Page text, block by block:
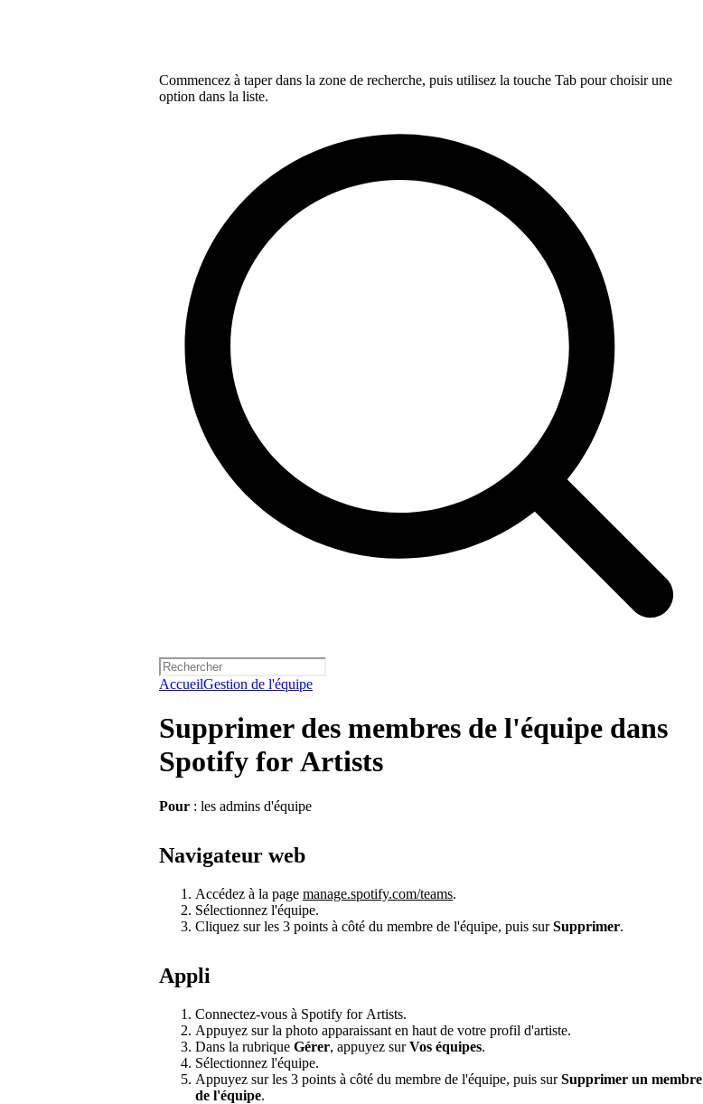
Commencez à taper dans la zone de recherche, puis utilisez la touche Tab pour choisir une
option dans la liste.
AccueilGestion de l'équipe
Supprimer des membres de l'équipe dans
Spotify for Artists
Pour : les admins d'équipe
Navigateur web
Accédez à la page manage.spotify.com/teams.
Sélectionnez l'équipe.
Cliquez sur les 3 points à côté du membre de l'équipe, puis surSupprimer.
Appli
Connectez-vous à Spotify for Artists.
Appuyez sur la photo apparaissant en haut de votre profil d'artiste.
Dans la rubrique Gérer, appuyez surVos équipes.
Sélectionnez l'équipe.
Appuyez sur les 3 points à côté du membre de l'équipe, puis surSupprimer un membre
de l'équipe.